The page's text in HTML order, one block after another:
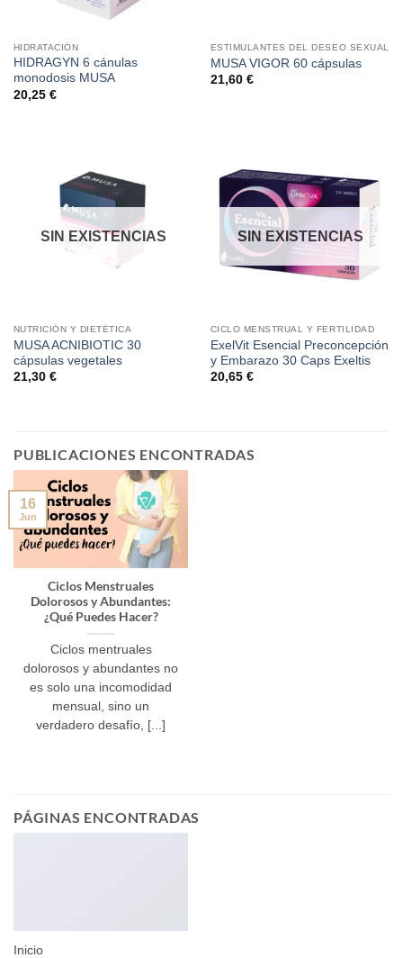
HIDRATACIÓN
HIDRAGYN 6 cánulas
monodosis MUSA
20,25 €
ESTIMULANTES DEL DESEO SEXUAL
MUSA VIGOR 60 cápsulas
21,60 €
SIN EXISTENCIAS
NUTRICIÓN Y DIETÉTICA
MUSA ACNIBIOTIC 30
cápsulas vegetales
21,30 €
SIN EXISTENCIAS
CICLO MENSTRUAL Y FERTILIDAD
ExelVit Esencial Preconcepción
y Embarazo 30 Caps Exeltis
20,65 €
PUBLICACIONES ENCONTRADAS
Ciclos Menstruales
Dolorosos y Abundantes:
¿Qué Puedes Hacer?
Ciclos mentruales
dolorosos y abundantes no
es solo una incomodidad
mensual, sino un
verdadero desafío, [...]
16
Jun
PÁGINAS ENCONTRADAS
Inicio